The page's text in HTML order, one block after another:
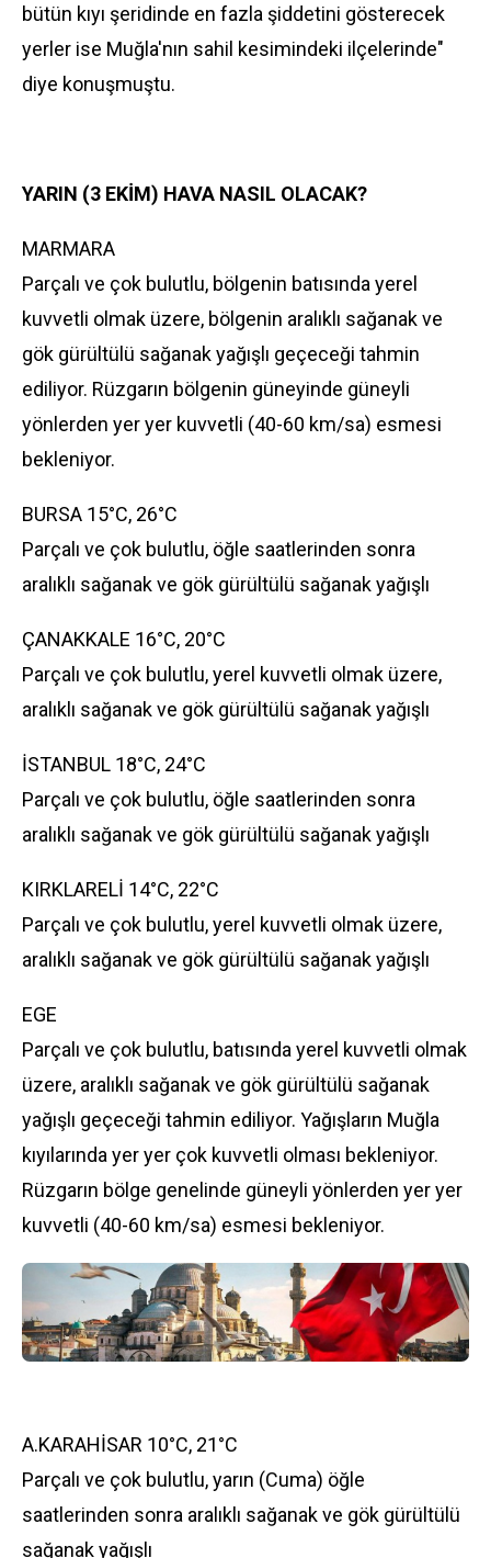
bütün kıyı şeridinde en fazla şiddetini gösterecek
yerler ise Muğla'nın sahil kesimindeki ilçelerinde"
diye konuşmuştu.
YARIN (3 EKİM) HAVA NASIL OLACAK?
MARMARA
Parçalı ve çok bulutlu, bölgenin batısında yerel
kuvvetli olmak üzere, bölgenin aralıklı sağanak ve
gök gürültülü sağanak yağışlı geçeceği tahmin
ediliyor. Rüzgarın bölgenin güneyinde güneyli
yönlerden yer yer kuvvetli (40-60 km/sa) esmesi
bekleniyor.
BURSA 15°C, 26°C
Parçalı ve çok bulutlu, öğle saatlerinden sonra
aralıklı sağanak ve gök gürültülü sağanak yağışlı
ÇANAKKALE 16°C, 20°C
Parçalı ve çok bulutlu, yerel kuvvetli olmak üzere,
aralıklı sağanak ve gök gürültülü sağanak yağışlı
İSTANBUL 18°C, 24°C
Parçalı ve çok bulutlu, öğle saatlerinden sonra
aralıklı sağanak ve gök gürültülü sağanak yağışlı
KIRKLARELİ 14°C, 22°C
Parçalı ve çok bulutlu, yerel kuvvetli olmak üzere,
aralıklı sağanak ve gök gürültülü sağanak yağışlı
EGE
Parçalı ve çok bulutlu, batısında yerel kuvvetli olmak
üzere, aralıklı sağanak ve gök gürültülü sağanak
yağışlı geçeceği tahmin ediliyor. Yağışların Muğla
kıyılarında yer yer çok kuvvetli olması bekleniyor.
Rüzgarın bölge genelinde güneyli yönlerden yer yer
kuvvetli (40-60 km/sa) esmesi bekleniyor.
A.KARAHİSAR 10°C, 21°C
Parçalı ve çok bulutlu, yarın (Cuma) öğle
saatlerinden sonra aralıklı sağanak ve gök gürültülü
sağanak yağışlı